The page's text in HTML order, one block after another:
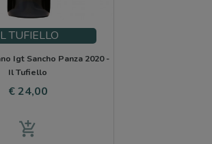
TUFIELLO
Igt Sancho Panza 2020 -
Il Tufiello
Prijs
€ 24,00
add_shopping_cart